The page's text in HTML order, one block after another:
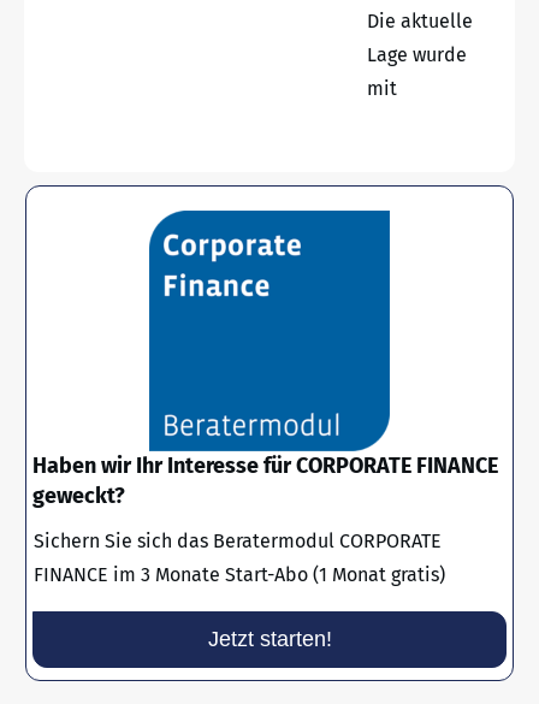
Die aktuelle
Lage wurde
mit
Haben wir Ihr Interesse für CORPORATE FINANCE
geweckt?
Sichern Sie sich das Beratermodul CORPORATE
FINANCE im 3 Monate Start-Abo (1 Monat gratis)
Jetzt starten!